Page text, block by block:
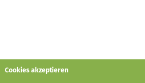
sowie mehrere Einläufe während
Cookies akzeptieren